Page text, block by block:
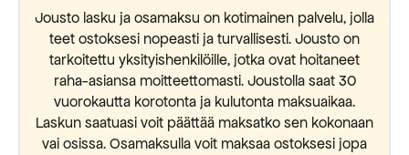
Jousto lasku ja osamaksu on kotimainen palvelu, jolla
teet ostoksesi nopeasti ja turvallisesti. Jousto on
tarkoitettu yksityishenkilöille, jotka ovat hoitaneet
raha-asiansa moitteettomasti. Joustolla saat 30
vuorokautta korotonta ja kulutonta maksuaikaa.
Laskun saatuasi voit päättää maksatko sen kokonaan
vai osissa. Osamaksulla voit maksaa ostoksesi jopa